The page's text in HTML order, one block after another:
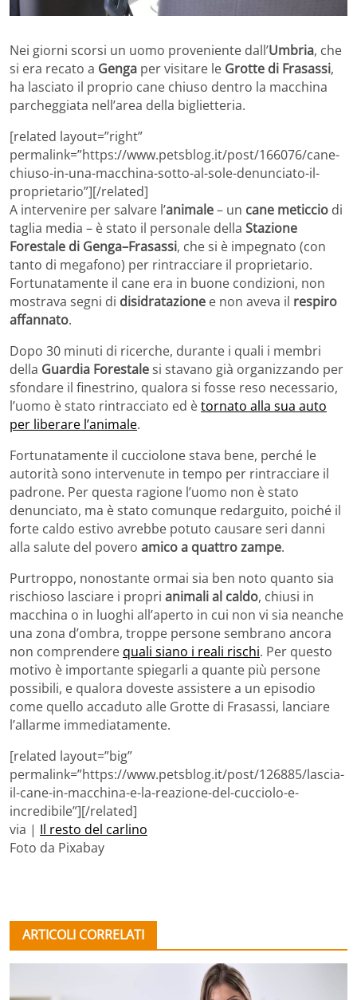
Nei giorni scorsi un uomo proveniente dall’Umbria, che
si era recato a Genga per visitare le Grotte di Frasassi,
ha lasciato il proprio cane chiuso dentro la macchina
parcheggiata nell’area della biglietteria.
[related layout=”right”
permalink=”https://www.petsblog.it/post/166076/cane-
chiuso-in-una-macchina-sotto-al-sole-denunciato-il-
proprietario”][/related]
A intervenire per salvare l’animale– un cane meticcio di
taglia media – è stato il personale della Stazione
Forestale di Genga–Frasassi, che si è impegnato (con
tanto di megafono) per rintracciare il proprietario.
Fortunatamente il cane era in buone condizioni, non
mostrava segni di disidratazione e non aveva il respiro
affannato.
Dopo 30 minuti di ricerche, durante i quali i membri
della Guardia Forestalesi stavano già organizzando per
sfondare il finestrino, qualora si fosse reso necessario,
l’uomo è stato rintracciato ed ètornato alla sua auto
per liberare l’animale.
Fortunatamente il cucciolone stava bene, perché le
autorità sono intervenute in tempo per rintracciare il
padrone. Per questa ragione l’uomo non è stato
denunciato, ma è stato comunque redarguito, poiché il
forte caldo estivo avrebbe potuto causare seri danni
alla salute del povero amico a quattro zampe.
Purtroppo, nonostante ormai sia ben noto quanto sia
rischioso lasciare i propri animali al caldo, chiusi in
macchina o in luoghi all’aperto in cui non vi sia neanche
una zona d’ombra, troppe persone sembrano ancora
non comprendere quali siano i reali rischi. Per questo
motivo è importante spiegarli a quante più persone
possibili, e qualora doveste assistere a un episodio
come quello accaduto alle Grotte di Frasassi, lanciare
l’allarme immediatamente.
[related layout=”big”
permalink=”https://www.petsblog.it/post/126885/lascia-
il-cane-in-macchina-e-la-reazione-del-cucciolo-e-
incredibile”][/related]
via | Il resto del carlino
Foto da Pixabay
ARTICOLI CORRELATI